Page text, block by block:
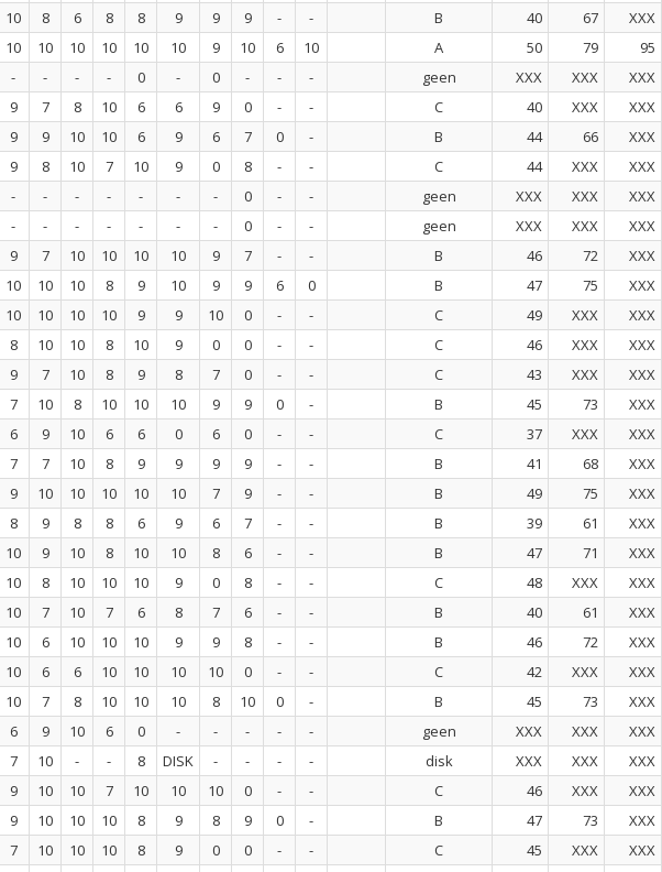
10 8 6 8 8 9 9 9 - - B 40 67
XXX
10 10 10 10 10 10 9 10 6 10 A 50 79
95
- - - - 0 - 0 - - - geen XXX XXX
XXX
9 7 8 10 6 6 9 0 - - C 40 XXX
XXX
9 9 10 10 6 9 6 7 0 - B 44 66
XXX
9 8 10 7 10 9 0 8 - - C 44 XXX
XXX
- - - - - - - 0 - - geen XXX XXX
XXX
- - - - - - - 0 - - geen XXX XXX
XXX
9 7 10 10 10 10 9 7 - - B 46 72
XXX
10 10 10 8 9 10 9 9 6 0 B 47 75
XXX
10 10 10 10 9 9 10 0 - - C 49 XXX
XXX
8 10 10 8 10 9 0 0 - - C 46 XXX
XXX
9 7 10 8 9 8 7 0 - - C 43 XXX
XXX
7 10 8 10 10 10 9 9 0 - B 45 73
XXX
6 9 10 6 6 0 6 0 - - C 37 XXX
XXX
7 7 10 8 9 9 9 9 - - B 41 68
XXX
9 10 10 10 10 10 7 9 - - B 49 75
XXX
8 9 8 8 6 9 6 7 - - B 39 61
XXX
10 9 10 8 10 10 8 6 - - B 47 71
XXX
10 8 10 10 10 9 0 8 - - C 48 XXX
XXX
10 7 10 7 6 8 7 6 - - B 40 61
XXX
10 6 10 10 10 9 9 8 - - B 46 72
XXX
10 6 6 10 10 10 10 0 - - C 42 XXX
XXX
10 7 8 10 10 10 8 10 0 - B 45 73
XXX
6 9 10 6 0 - - - - - geen XXX XXX
XXX
7 10 - - 8 DISK - - - - disk XXX XXX
XXX
9 10 10 7 10 10 10 0 - - C 46 XXX
XXX
9 10 10 10 8 9 8 9 0 - B 47 73
XXX
7 10 10 10 8 9 0 0 - - C 45 XXX
XXX